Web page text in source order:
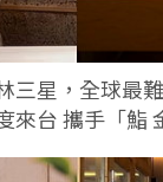
三星，全球最
來台 攜手「鮨